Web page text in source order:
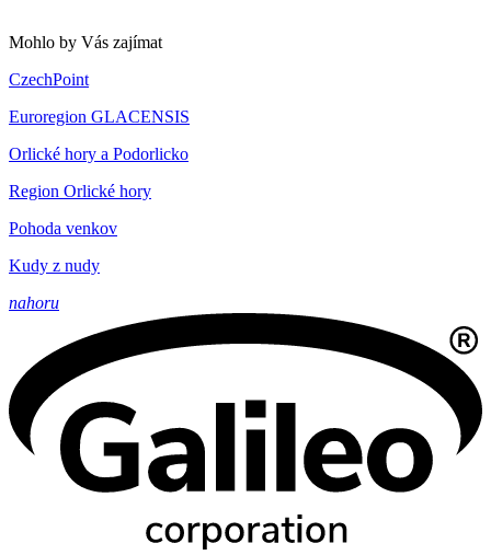
Mohlo by Vás zajímat
CzechPoint
Euroregion GLACENSIS
Orlické hory a Podorlicko
Region Orlické hory
Pohoda venkov
Kudy z nudy
nahoru